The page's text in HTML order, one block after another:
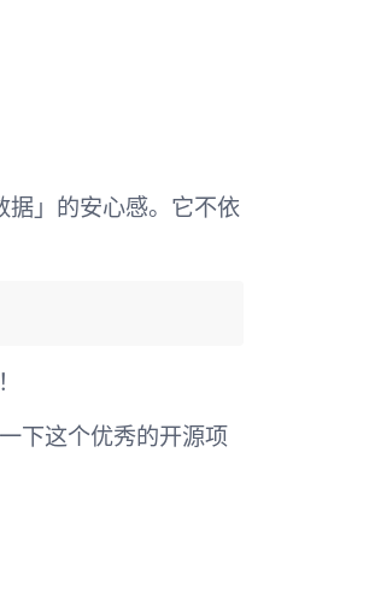
据」的安心感。它不依
下这个优秀的开源项